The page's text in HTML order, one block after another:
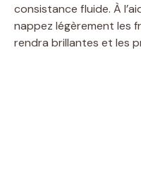
consistance fluide. À
nappez légèrement les
rendra brillantes et les